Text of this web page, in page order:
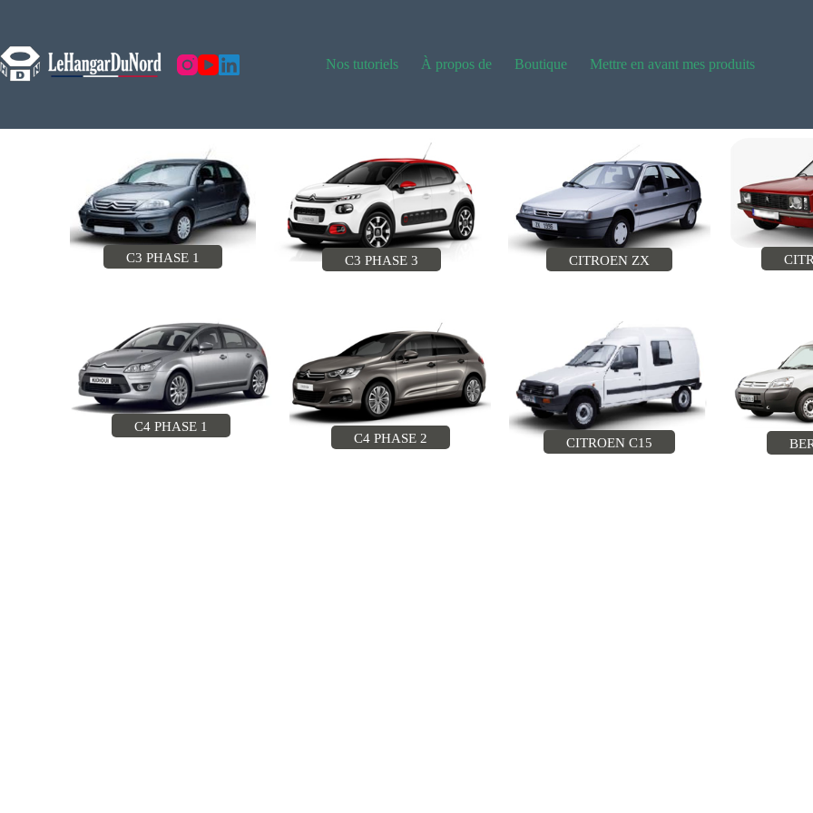
Nos tutoriels À propos de Boutique Mettre en avant mes produits
C3 I
C3 PHASE 1 C3 PHASE 3 CITROEN ZX
C4 PHASE 1
C4 PHASE 2
C15
CITROEN C15